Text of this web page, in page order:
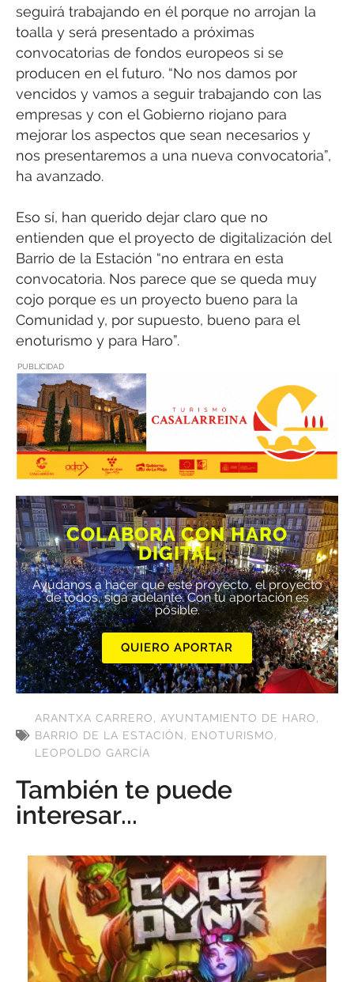
seguirá trabajando en él porque no arrojan la
toalla y será presentado a próximas
convocatorias de fondos europeos si se
producen en el futuro. “No nos damos por
vencidos y vamos a seguir trabajando con las
empresas y con el Gobierno riojano para
mejorar los aspectos que sean necesarios y
nos presentaremos a una nueva convocatoria”,
ha avanzado.
Eso sí, han querido dejar claro que no
entienden que el proyecto de digitalización del
Barrio de la Estación “no entrara en esta
convocatoria. Nos parece que se queda muy
cojo porque es un proyecto bueno para la
Comunidad y, por supuesto, bueno para el
enoturismo y para Haro”.
PUBLICIDAD
COLABORA CON HARO
DIGITAL
Ayúdanos a hacer que este proyecto, el proyecto
de todos, siga adelante. Con tu aportación es
posible.
QUIERO APORTAR
ARANTXA CARRERO, AYUNTAMIENTO DE HARO,
BARRIO DE LA ESTACIÓN, ENOTURISMO,
LEOPOLDO GARCÍA
También te puede
interesar...